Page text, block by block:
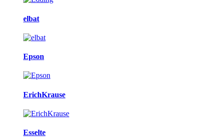
elbat
Epson
ErichKrause
Esselte